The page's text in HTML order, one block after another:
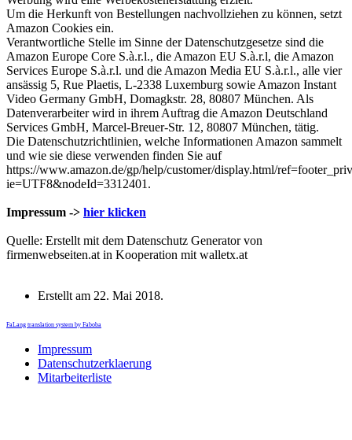
Um die Herkunft von Bestellungen nachvollziehen zu können, setzt
Amazon Cookies ein.
Verantwortliche Stelle im Sinne der Datenschutzgesetze sind die
Amazon Europe Core S.à.r.l., die Amazon EU S.à.r.l, die Amazon
Services Europe S.à.r.l. und die Amazon Media EU S.à.r.l., alle vier
ansässig 5, Rue Plaetis, L-2338 Luxemburg sowie Amazon Instant
Video Germany GmbH, Domagkstr. 28, 80807 München. Als
Datenverarbeiter wird in ihrem Auftrag die Amazon Deutschland
Services GmbH, Marcel-Breuer-Str. 12, 80807 München, tätig.
Die Datenschutzrichtlinien, welche Informationen Amazon sammelt
und wie sie diese verwenden finden Sie auf
https://www.amazon.de/gp/help/customer/display.html/
ie=UTF8&nodeId=3312401.
Impressum -> hier klicken
Quelle: Erstellt mit dem Datenschutz Generator von
firmenwebseiten.at in Kooperation mit walletx.at
Erstellt am 22. Mai 2018.
FaLang translation system by Faboba
Impressum
Datenschutzerklaerung
Mitarbeiterliste